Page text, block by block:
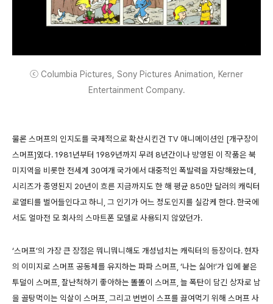
ⓒ Columbia Pictures, Sony Pictures Animation, Kerner
Entertainment Company.
물론 스머프의 인지도를 국제적으로 확산시킨건 TV 애니메이션인 [개구장이
스머프]였다. 1981년부터 1989년까지 무려 8년간이나 방영된 이 작품은 북
미지역을 비롯한 전세계 30여개 국가에서 대중적인 폭발력을 자랑해왔는데,
시리즈가 종영된지 20년이 흐른 지금까지도 한 해 평균 850만 달러의 캐릭터
로열티를 벌어들인다고 하니, 그 인기가 어느 정도인지를 실감케 한다. 한국에
서도 얼마전 모 회사의 스마트폰 모델로 사용되지 않았던가.
‘스머프’의 가장 큰 장점은 뭐니뭐니해도 개성넘치는 캐릭터의 등장이다. 현자
의 이미지로 스머프 공동체를 유지하는 파파 스머프, ‘나는 싫어!’가 입에 붙은
투덜이 스머프, 잘난척하기 좋아하는 똘똘이 스머프, 늘 폭탄이 담긴 상자로 남
을 골탕먹이는 익살이 스머프, 그리고 번번이 스프를 끓여먹기 위해 스머프 사